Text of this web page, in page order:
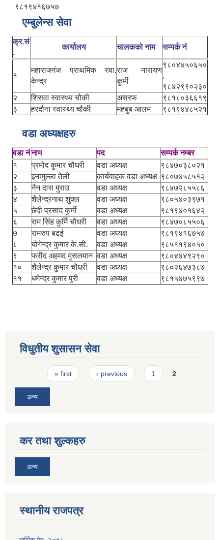
९८१९४१६७५७
एम्बुलेन्स सेवा
क्र.सं
.
कार्यालय चालकको नाम सम्पर्क नं
१
महाराजगंज प्राथमिक स्वा.
केन्द्र
राज नारायण
कुर्मी
९८०४४५०६५०
,
९८४२९९०२३०
२
शिसवा स्वास्थ्य चौकी असरफ
९८१८०३६६१९
३
हरदौना स्वास्थ्य चौकी महबुब आलम ९८१९४४८५२१
वडा अध्यक्षहरु
वडा नंनाम पद
सम्पर्क नम्बर
१
प्रमोद कुमार चौधरी वडा अध्यक्ष
९८४७०३८०२१
२
इनामुल्ला तेली कार्यवाहक वडा अध्यक्ष ९८०७४५८५१२
३
नैन दास मुराउ वडा अध्यक्ष
९८४७२८५५८६
४
शैलेन्द्रनाथ शुक्ल वडा अध्यक्ष
९८०५४०३९७१
५
छेदी प्रसाद कुर्मी वडा अध्यक्ष
९८१९४०१६४२
६
राम सिंह कुर्मि चौधरी वडा अध्यक्ष
९८४७०८५५०६
७
रामरुप बढई वडा अध्यक्ष
९८१९४१६७५७
८
योगेन्द्र कुमार के.सी. वडा अध्यक्ष
९८५११९४०५०
९
फरीद अहमद मुसलमान वडा अध्यक्ष
९८०४४४९२९०
१०
शैलेन्द्र कुमार चौधरी वडा अध्यक्ष
९८०२६४७३८७
११
धमेन्द्र कुमार पुरी वडा अध्यक्ष ९८१५४७५९९७
विधुतीय शुसासन सेवा
Pages« first ‹ previous 1 2
अन्य
कर तथा शुल्कहरु
अन्य
स्थानीय राजपत्र